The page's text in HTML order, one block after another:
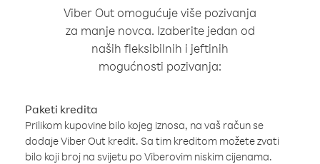
Viber Out omogućuje više pozivanja
za manje novca. Izaberite jedan od
naših fleksibilnih i jeftinih
mogućnosti pozivanja:
Paketi kredita
Prilikom kupovine bilo kojeg iznosa, na vaš račun se
dodaje Viber Out kredit. Sa tim kreditom možete zvati
bilo koji broj na svijetu po Viberovim niskim cijenama.